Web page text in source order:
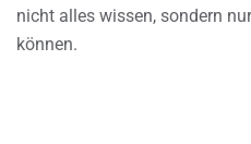
nicht alles wissen, sondern
können.